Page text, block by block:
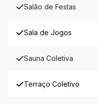
Salão de Festas
Sala de Jogos
Sauna Coletiva
Terraço Coletivo